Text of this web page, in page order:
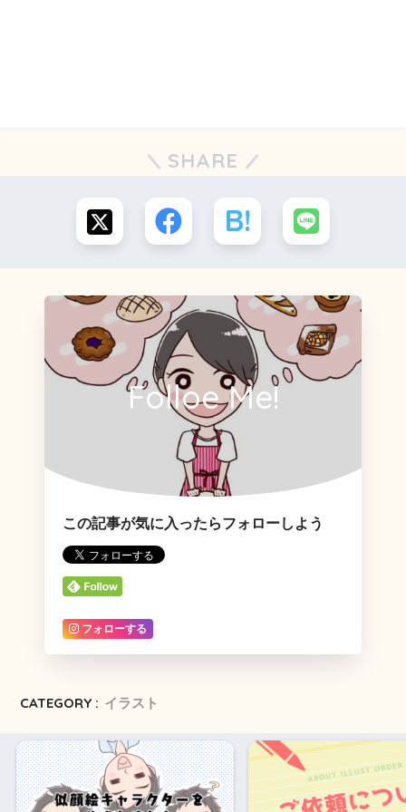
SHARE
Folloe Me!
この記事が気に入ったらフォローしよう
フォローする
CATEGORY : イラスト